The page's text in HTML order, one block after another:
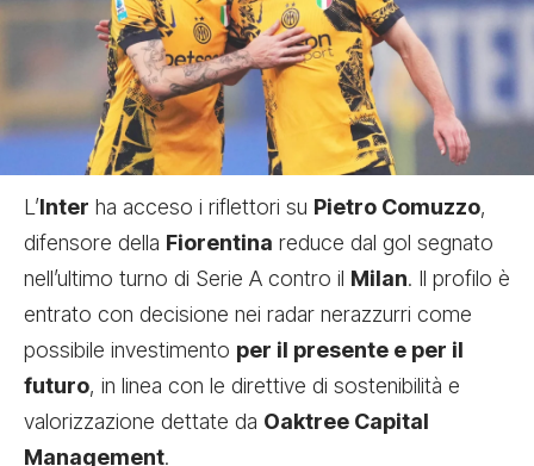
L’Inter ha acceso i riflettori su Pietro Comuzzo,
difensore della Fiorentina reduce dal gol segnato
nell’ultimo turno di Serie A contro il Milan. Il profilo è
entrato con decisione nei radar nerazzurri come
possibile investimento per il presente e per il
futuro, in linea con le direttive di sostenibilità e
valorizzazione dettate da Oaktree Capital
Management.